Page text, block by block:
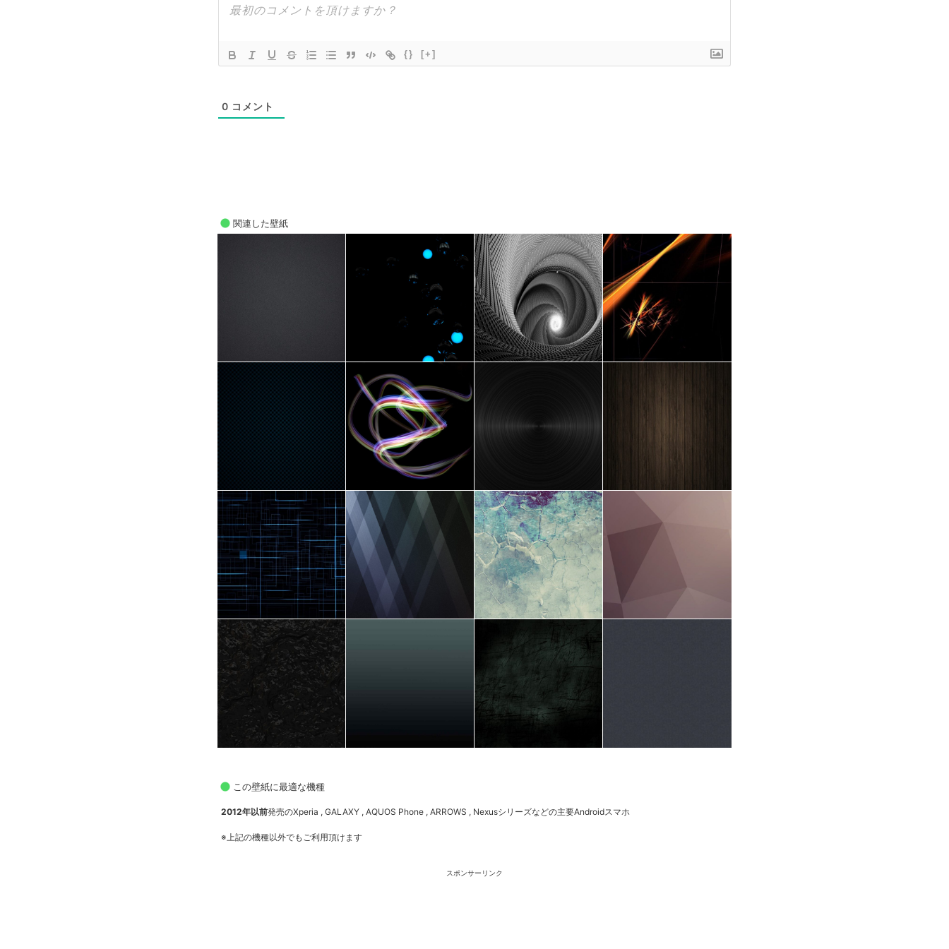
{} [+]
0 コメント
関連した壁紙
この壁紙に最適な機種
2012年以前発売のXperia , GALAXY , AQUOS Phone , ARROWS , Nexusシリーズなどの主要Androidスマホ
※上記の機種以外でもご利用頂けます
スポンサーリンク